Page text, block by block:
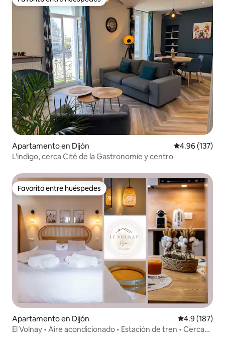
Favorito entre huéspedes
Apartamento en Dijón Calificación
4.96 (137)
L'indigo, cerca Cité de la Gastronomie y centro
Favorito entre huéspedes
Favorito entre huéspedes
Apartamento en Dijón Calificación
4.9 (187)
El Volnay • Aire acondicionado • Estación de tren • Cerca